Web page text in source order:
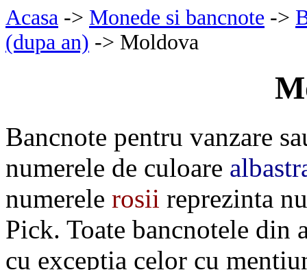
Acasa -> Monede si bancnote ->
(dupa an) -> Moldova
Bancnote pentru vanzare
numerele de culoare
numerele rosii reprezinta
Pick. Toate bancnotele din
cu exceptia celor cu